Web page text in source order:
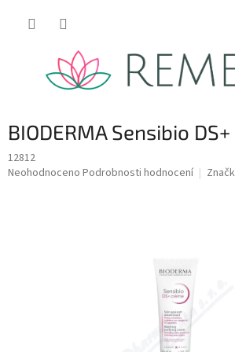
BIODERMA Sensibio
12812
Průměrné
Neohodnoceno Podrobnosti hodnocení